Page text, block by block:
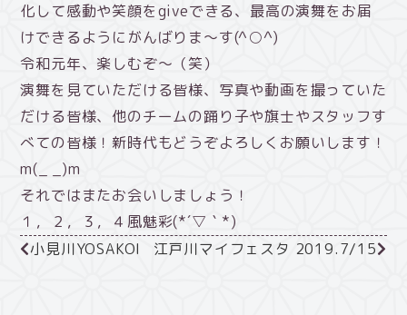
化して感動や笑顔をgiveできる、最高の演舞をお届
けできるようにがんばりま～す(^○^)
令和元年、楽しむぞ～（笑）
演舞を見ていただける皆様、写真や動画を撮っていた
だける皆様、他のチームの踊り子や旗士やスタッフす
べての皆様！新時代もどうぞよろしくお願いします！
m(_ _)m
それではまたお会いしましょう！
１，２，３，４風魅彩(*´▽｀*)
小見川YOSAKOI
江戸川マイフェスタ 2019.7/15